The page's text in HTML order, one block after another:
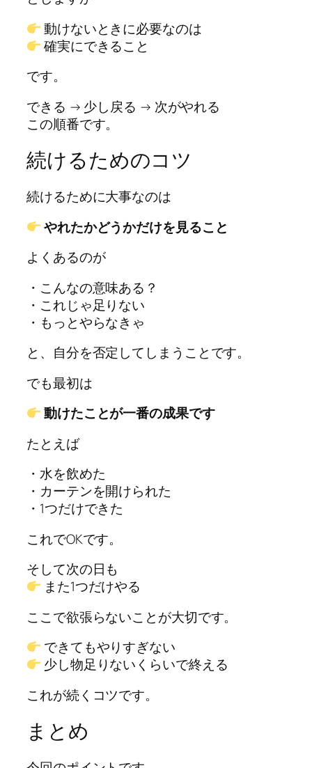
動けないときに必要なのは
確実にできること
です。
できる → 少し戻る → 次がやれる
この順番です。
続けるためのコツ
続けるために大事なのは
やれたかどうかだけを見ること
よくあるのが
・こんなの意味ある？
・これじゃ足りない
・もっとやらなきゃ
と、自分を否定してしまうことです。
でも最初は
動けたことが一番の成果です
たとえば
・水を飲めた
・カーテンを開けられた
・1つだけできた
これでOKです。
そして次の日も
また1つだけやる
ここで欲張らないことが大切です。
できてもやりすぎない
少し物足りないくらいで終える
これが続くコツです。
まとめ